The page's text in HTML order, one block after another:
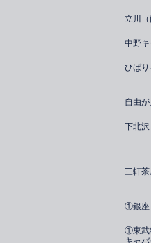
立川
中野
ひば
自由
下北
三軒
①銀座
①東
キャ